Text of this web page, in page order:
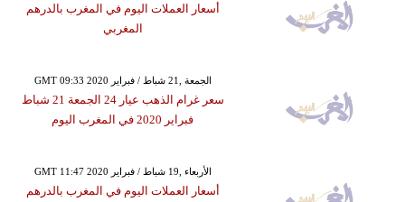
أسعار العملات اليوم في المغرب بالدرهم
المغربي
GMT 09:33 2020 الجمعة ,21 شباط / فبراير
سعر غرام الذهب عيار 24 الجمعة 21 شباط
فبراير 2020 في المغرب اليوم
GMT 11:47 2020 الأربعاء ,19 شباط / فبراير
أسعار العملات اليوم في المغرب بالدرهم